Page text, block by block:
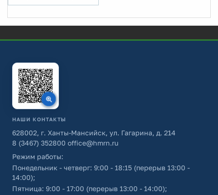
НАШИ КОНТАКТЫ
628002, г. Ханты-Мансийск, ул. Гагарина, д. 214
8 (3467) 352800 office@hmrn.ru
Режим работы:
Понедельник - четверг: 9:00 - 18:15 (перерыв 13:00 -
14:00);
Пятница: 9:00 - 17:00 (перерыв 13:00 - 14:00);